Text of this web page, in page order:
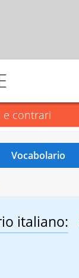
italiano: